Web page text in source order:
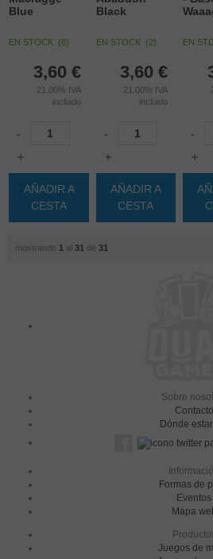
Blue
EN STOCK (8)
3,60 €
21.00% IVA
incluido
-
+
AÑADIR A
CESTA
Black
EN STOCK (2)
3,60 €
21.00% IVA
incluido
-
+
AÑADIR A
CESTA
EN
-
+
mostrando 1 al 31 de 31
Sobre
Contacto
Dónde
Formas de
Eventos
Mapa
Juegos de